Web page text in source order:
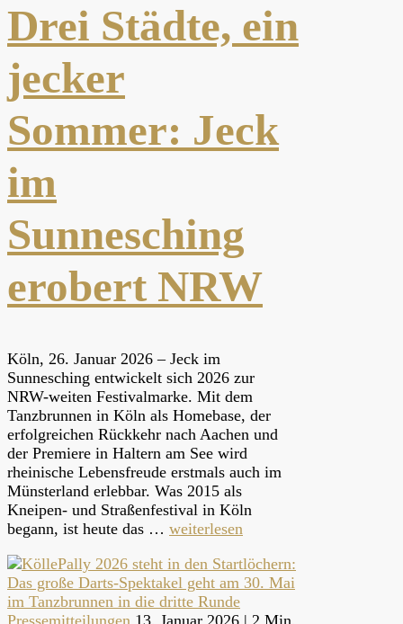
Drei Städte, ein
jecker
Sommer: Jeck
im
Sunnesching
erobert NRW
Köln, 26. Januar 2026 – Jeck im
Sunnesching entwickelt sich 2026 zur
NRW-weiten Festivalmarke. Mit dem
Tanzbrunnen in Köln als Homebase, der
erfolgreichen Rückkehr nach Aachen und
der Premiere in Haltern am See wird
rheinische Lebensfreude erstmals auch im
Münsterland erlebbar. Was 2015 als
Kneipen- und Straßenfestival in Köln
begann, ist heute das … weiterlesen
Pressemitteilungen 13. Januar 2026 | 2 Min.